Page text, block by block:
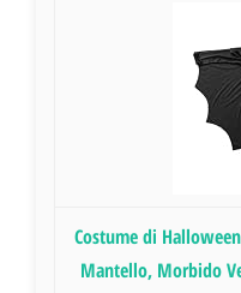
Costume di
Mantello, Morbido